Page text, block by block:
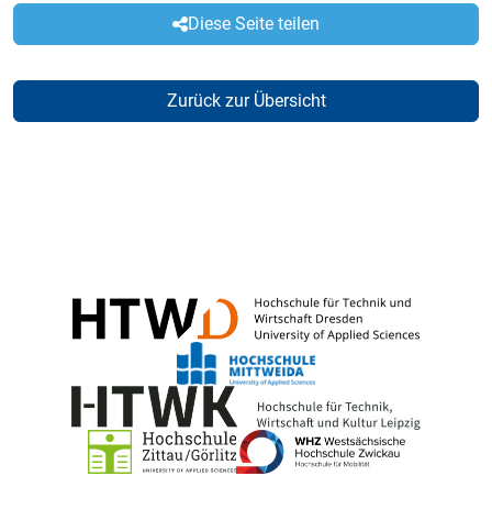
Diese Seite teilen
Zurück zur Übersicht